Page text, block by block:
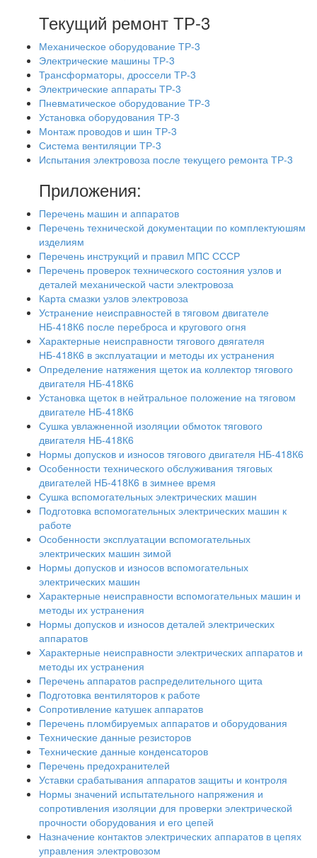
Текущий ремонт ТР-3
Механическое оборудование ТР-3
Электрические машины ТР-3
Трансформаторы, дроссели ТР-3
Электрические аппараты ТР-3
Пневматическое оборудование ТР-3
Установка оборудования ТР-3
Монтаж проводов и шин ТР-3
Система вентиляции ТР-3
Испытания электровоза после текущего ремонта ТР-3
Приложения:
Перечень машин и аппаратов
Перечень технической документации по комплектуюшям
изделиям
Перечень инструкций и правил МПС СССР
Перечень проверок технического состояния узлов и
деталей механической части электровоза
Карта смазки узлов электровоза
Устранение неисправностей в тяговом двигателе
НБ-418К6 после переброса и кругового огня
Характерные неисправности тягового двягателя
НБ-418К6 в эксплуатации и методы их устранения
Определение натяжения щеток иа коллектор тягового
двигателя НБ-418К6
Установка щеток в нейтральное положение на тяговом
двигателе НБ-418К6
Сушка увлажненной изоляции обмоток тягового
двигателя НБ-418К6
Нормы допусков и износов тягового двигателя НБ-418К6
Особенности технического обслуживания тяговых
двигателей НБ-418К6 в зимнее время
Сушка вспомогательных электрических машин
Подготовка вспомогательных электрических машин к
работе
Особенности эксплуатации вспомогательных
электрических машин зимой
Нормы допусков и износов вспомогательных
электрических машин
Характерные неисправности вспомогательных машин и
методы их устранения
Нормы допусков и износов деталей электрических
аппаратов
Характерные неисправности электрических аппаратов и
методы их устранения
Перечень аппаратов распределительного щита
Подготовка вентиляторов к работе
Сопротивление катушек аппаратов
Перечень пломбируемых аппаратов и оборудования
Технические данные резисторов
Технические данные конденсаторов
Перечень предохранителей
Уставки срабатывания аппаратов защиты и контроля
Нормы значений испытательного напряжения и
сопротивления изоляции для проверки электрической
прочности оборудования и его цепей
Назначение контактов электрических аппаратов в цепях
управления электровозом